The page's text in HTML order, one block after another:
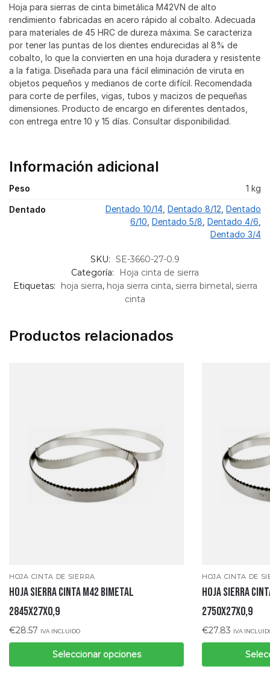
Hoja para sierras de cinta bimetálica M42VN de alto
rendimiento fabricadas en acero rápido al cobalto. Adecuada
para materiales de 45 HRC de dureza máxima. Se caracteriza
por tener las puntas de los dientes endurecidas al 8% de
cobalto, lo que la convierten en una hoja duradera y resistente
a la fatiga. Diseñada para una fácil eliminación de viruta en
objetos pequeños y medianos de corte difícil. Recomendada
para corte de perfiles, vigas, tubos y macizos de pequeñas
dimensiones. Producto de encargo en diferentes dentados,
con entrega entre 10 y 15 días. Consultar disponibilidad.
Información adicional
Peso 1 kg
Dentado Dentado 10/14 Dentado 8/12 Dentado
6/10 Dentado 5/8 Dentado 4/6
Dentado 3/4
SKU: SE-3660-27-0.9
Categoría:
Hoja cinta de sierra
Etiquetas:
hoja sierra, hoja sierra cinta, sierra bimetal, sierra
cinta
Productos relacionados
HOJA CINTA DE SIERRA
Hoja sierra cinta M42 bimetal
2845x27x0,9
€28.57 IVA INCLUIDO
Seleccionar opciones
HOJA CINTA DE
Hoja sierra
2750x27x0,9
€27.83 IVA